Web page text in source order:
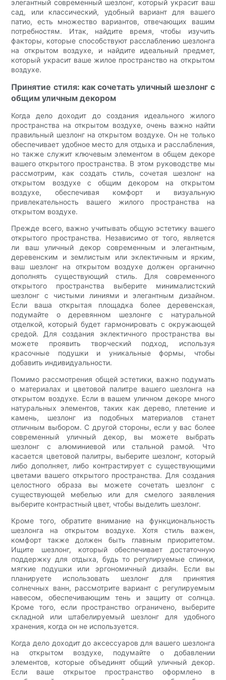
элегантный современный шезлонг, который украсит ваш
сад, или классический, удобный вариант для вашего
патио, есть множество вариантов, отвечающих вашим
потребностям. Итак, найдите время, чтобы изучить
факторы, которые способствуют расслаблению шезлонга
на открытом воздухе, и найдите идеальный предмет,
который украсит ваше жилое пространство на открытом
воздухе.
Принятие стиля: как сочетать уличный шезлонг с
общим уличным декором
Когда дело доходит до создания идеального жилого
пространства на открытом воздухе, очень важно найти
правильный шезлонг на открытом воздухе. Он не только
обеспечивает удобное место для отдыха и расслабления,
но также служит ключевым элементом в общем декоре
вашего открытого пространства. В этом руководстве мы
рассмотрим, как создать стиль, сочетая шезлонг на
открытом воздухе с общим декором на открытом
воздухе, обеспечивая комфорт и визуальную
привлекательность вашего жилого пространства на
открытом воздухе.
Прежде всего, важно учитывать общую эстетику вашего
открытого пространства. Независимо от того, является
ли ваш уличный декор современным и элегантным,
деревенским и землистым или эклектичным и ярким,
ваш шезлонг на открытом воздухе должен органично
дополнять существующий стиль. Для современного
открытого пространства выберите минималистский
шезлонг с чистыми линиями и элегантным дизайном.
Если ваша открытая площадка более деревенская,
подумайте о деревянном шезлонге с натуральной
отделкой, который будет гармонировать с окружающей
средой. Для создания эклектичного пространства вы
можете проявить творческий подход, используя
красочные подушки и уникальные формы, чтобы
добавить индивидуальности.
Помимо рассмотрения общей эстетики, важно подумать
о материалах и цветовой палитре вашего шезлонга на
открытом воздухе. Если в вашем уличном декоре много
натуральных элементов, таких как дерево, плетение и
камень, шезлонг из подобных материалов станет
отличным выбором. С другой стороны, если у вас более
современный уличный декор, вы можете выбрать
шезлонг с алюминиевой или стальной рамой. Что
касается цветовой палитры, выберите шезлонг, который
либо дополняет, либо контрастирует с существующими
цветами вашего открытого пространства. Для создания
целостного образа вы можете сочетать шезлонг с
существующей мебелью или для смелого заявления
выберите контрастный цвет, чтобы выделить шезлонг.
Кроме того, обратите внимание на функциональность
шезлонга на открытом воздухе. Хотя стиль важен,
комфорт также должен быть главным приоритетом.
Ищите шезлонг, который обеспечивает достаточную
поддержку для отдыха, будь то регулируемые спинки,
мягкие подушки или эргономичный дизайн. Если вы
планируете использовать шезлонг для принятия
солнечных ванн, рассмотрите вариант с регулируемым
навесом, обеспечивающим тень и защиту от солнца.
Кроме того, если пространство ограничено, выберите
складной или штабелируемый шезлонг для удобного
хранения, когда он не используется.
Когда дело доходит до аксессуаров для вашего шезлонга
на открытом воздухе, подумайте о добавлении
элементов, которые объединят общий уличный декор.
Если ваше открытое пространство оформлено в